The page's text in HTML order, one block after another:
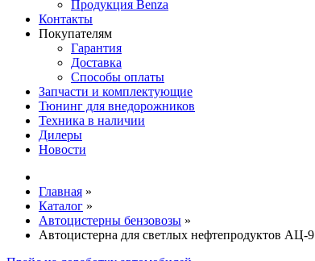
Продукция Benza
Контакты
Покупателям
Гарантия
Доставка
Способы оплаты
Запчасти и комплектующие
Тюнинг для внедорожников
Техника в наличии
Дилеры
Новости
Главная »
Каталог »
Автоцистерны бензовозы »
Автоцистерна для светлых нефтепродуктов АЦ-9